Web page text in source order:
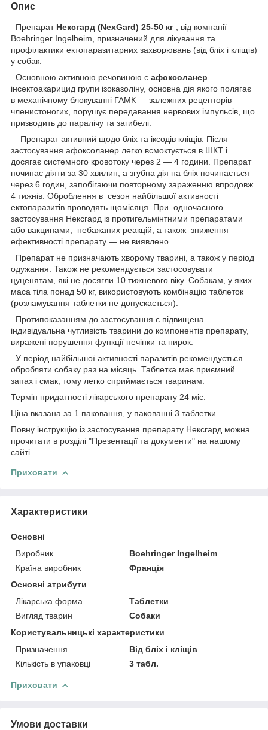
Опис
ПрепаратНексгард (NexGard) 25-50 кг , від компанії
Boehringer Ingelheim, призначений для лікування та
профілактики ектопаразитарних захворювань (від бліх і кліщів)
у собак.
Основною активною речовиною є афоксоланер ―
інсектоакарицид групи ізоказоліну, основна дія якого полягає
в механічному блокуванні ГАМК — залежних рецепторів
членистоногих, порушує передавання нервових імпульсів, що
призводить до паралічу та загибелі.
Препарат активний щодо бліх та іксодів кліщів. Після
застосування афоксоланер легко всмоктується в ШКТ і
досягає системного кровотоку через 2 — 4 години. Препарат
починає діяти за 30 хвилин, а згубна дія на бліх починається
через 6 годин, запобігаючи повторному зараженню впродовж
4 тижнів. Оброблення в сезон найбільшої активності
ектопаразитів проводять щомісяця. При одночасного
застосування Нексгард із протигельмінтними препаратами
або вакцинами, небажаних реакцій, а також зниження
ефективності препарату — не виявлено.
Препарат не призначають хворому тварині, а також у період
одужання. Також не рекомендується застосовувати
цуценятам, які не досягли 10 тижневого віку. Собакам, у яких
маса тіла понад 50 кг, використовують комбінацію таблеток
(розламування таблетки не допускається).
Протипоказанням до застосування є підвищена
індивідуальна чутливість тварини до компонентів препарату,
виражені порушення функції печінки та нирок.
У період найбільшої активності паразитів рекомендується
обробляти собаку раз на місяць. Таблетка має приємний
запах і смак, тому легко сприймається тваринам.
Термін придатності лікарського препарату 24 міс.
Ціна вказана за 1 паковання, у пакованні 3 таблетки.
Повну інструкцію із застосування препарату Нексгард можна
прочитати в розділі "Презентації та документи" на нашому
сайті.
Приховати
Характеристики
Основні
Виробник
Boehringer Ingelheim
Країна виробник
Франція
Основні атрибути
Лікарська форма
Таблетки
Вигляд тварин
Собаки
Користувальницькі характеристики
Призначення
Від бліх і кліщів
Кількість в упаковці
3 табл.
Приховати
Умови доставки